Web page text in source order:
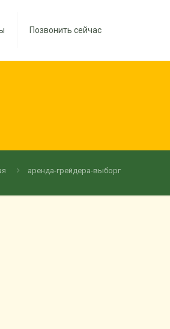
Позвонить сейчас
аренда-грейдера-выборг